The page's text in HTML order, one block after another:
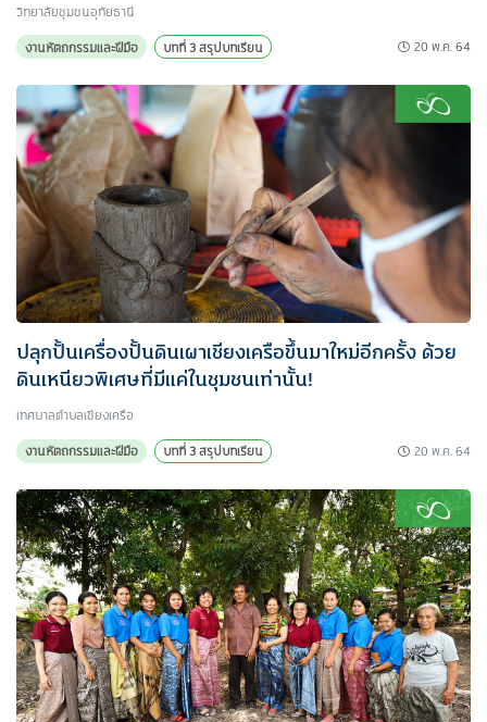
วิทยาลัยชุมชนอุทัยธานี
งานหัตถกรรมและฝีมือ
บทที่ 3 สรุปบทเรียน 20 พ.ค. 64
ปลุกปั้นเครื่องปั้นดินเผาเชียงเครือขึ้นมาใหม่อีกครั้ง ด้วย
ดินเหนียวพิเศษที่มีแค่ในชุมชนเท่านั้น!
เทศบาลตำบลเชียงเครือ
งานหัตถกรรมและฝีมือ
บทที่ 3 สรุปบทเรียน 20 พ.ค. 64